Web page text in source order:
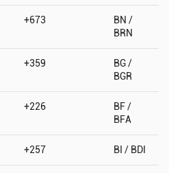
+673
BN /
BRN
+359
BG /
BGR
+226
BF /
BFA
+257 BI / BDI